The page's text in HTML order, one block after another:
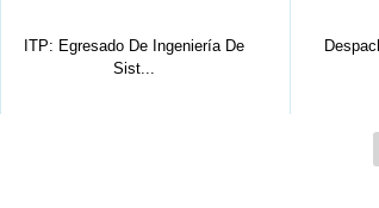
ITP: Egresado De Ingeniería De
Sist...